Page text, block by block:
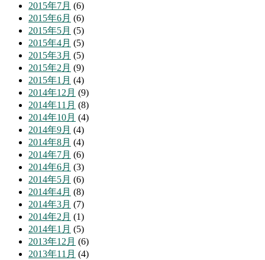
2015年7月 (6)
2015年6月 (6)
2015年5月 (5)
2015年4月 (5)
2015年3月 (5)
2015年2月 (9)
2015年1月 (4)
2014年12月 (9)
2014年11月 (8)
2014年10月 (4)
2014年9月 (4)
2014年8月 (4)
2014年7月 (6)
2014年6月 (3)
2014年5月 (6)
2014年4月 (8)
2014年3月 (7)
2014年2月 (1)
2014年1月 (5)
2013年12月 (6)
2013年11月 (4)